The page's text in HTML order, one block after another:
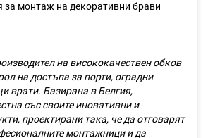
за монтаж на декоративни брави
на висококачествен обков
на достъпа за порти, оградни
врати. Базирана в Белгия,
със своите иновативни и
проектирани така, че да отговарят
монтажници и да